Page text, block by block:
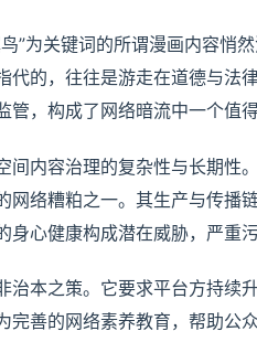
”为关键词的所谓漫画内容悄
代的，往往是游走在道德与法
，构成了网络暗流中一个值得
间内容治理的复杂性与长期性
网络糟粕之一。其生产与传播
心健康构成潜在威胁，严重
治本之策。它要求平台方持续
完善的网络素养教育，帮助公